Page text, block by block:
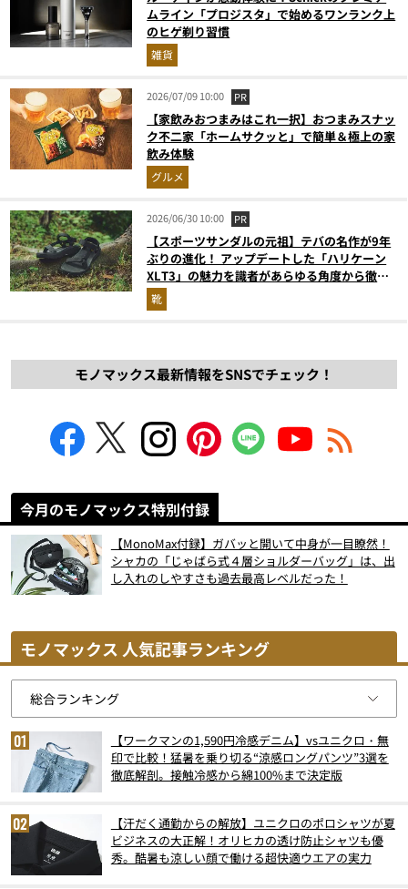
ムライン「プロジスタ」で始めるワンランク上
のヒゲ剃り習慣
雑貨
2026/07/09 10:00 PR
【家飲みおつまみはこれ一択】おつまみスナッ
ク不二家「ホームサクッと」で簡単＆極上の家
飲み体験
グルメ
2026/06/30 10:00 PR
【スポーツサンダルの元祖】テバの名作が9年
ぶりの進化！ アップデートした「ハリケーン
XLT3」の魅力を識者があらゆる角度から徹底
解説！
靴
モノマックス最新情報をSNSでチェック！
今月のモノマックス特別付録
【MonoMax付録】ガバッと開いて中身が一目瞭然！
シャカの「じゃばら式４層ショルダーバッグ」は、出
し入れのしやすさも過去最高レベルだった！
モノマックス 人気記事ランキング
【ワークマンの1,590円冷感デニム】vsユニクロ・無
印で比較！猛暑を乗り切る“涼感ロングパンツ”3選を
徹底解剖。接触冷感から綿100%まで決定版
【汗だく通勤からの解放】ユニクロのポロシャツが夏
ビジネスの大正解！オリヒカの透け防止シャツも優
秀。酷暑も涼しい顔で働ける超快適ウエアの実力